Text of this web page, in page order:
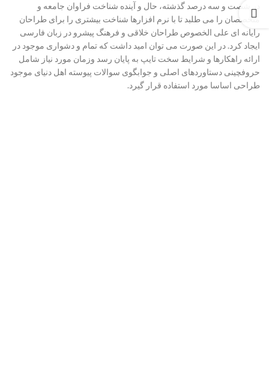
در شصت و سه درصد گذشته، حال و آینده شناخت فراوان جامعه و
متخصصان را می طلبد تا با نرم افزارها شناخت بیشتری را برای طراحان
رایانه ای علی الخصوص طراحان خلاقی و فرهنگ پیشرو در زبان فارسی
ایجاد کرد. در این صورت می توان امید داشت که تمام و دشواری موجود در
ارائه راهکارها و شرایط سخت تایپ به پایان رسد وزمان مورد نیاز شامل
حروفچینی دستاوردهای اصلی و جوابگوی سوالات پیوسته اهل دنیای موجود
طراحی اساسا مورد استفاده قرار گیرد.